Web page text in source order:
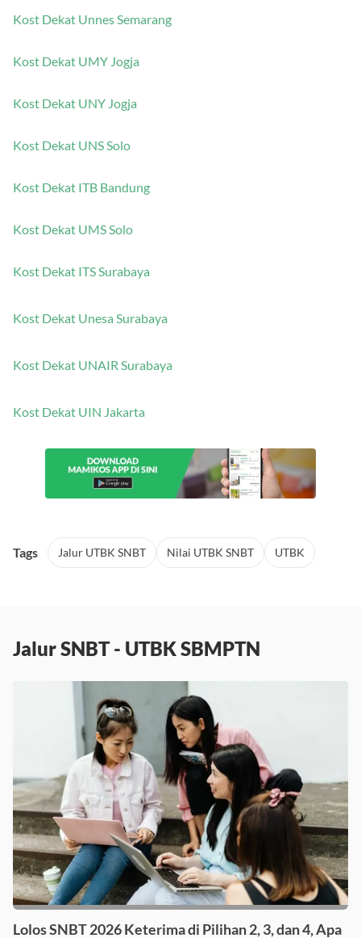
Kost Dekat Unnes Semarang
Kost Dekat UMY Jogja
Kost Dekat UNY Jogja
Kost Dekat UNS Solo
Kost Dekat ITB Bandung
Kost Dekat UMS Solo
Kost Dekat ITS Surabaya
Kost Dekat Unesa Surabaya
Kost Dekat UNAIR Surabaya
Kost Dekat UIN Jakarta
Tags Jalur UTBK SNBT Nilai UTBK SNBT UTBK
Jalur SNBT - UTBK SBMPTN
Lolos SNBT 2026 Keterima di Pilihan 2, 3, dan 4, Apa